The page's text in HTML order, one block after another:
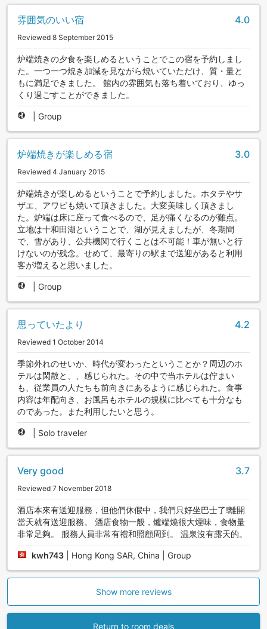
雰囲気のいい宿 4.0
Reviewed 8 September 2015
炉端焼きの夕食を楽しめるということでこの宿を予約しまし
た。一つ一つ焼き加減を見ながら焼いていただけ、質・量と
もに満足できました。 館内の雰囲気も落ち着いており、ゆっ
くり過ごすことができました。
Group
炉端焼きが楽しめる宿 3.0
Reviewed 4 January 2015
炉端焼きが楽しめるということで予約しました。ホタテやサ
ザエ、アワビも焼いて頂きました。大変美味しく頂きまし
た。炉端は床に座って食べるので、足が痛くなるのが難点。
立地は十和田湖ということで、湖が見えましたが、冬期間
で、雪があり、公共機関で行くことは不可能！車が無いと行
けないのが残念。せめて、最寄りの駅まで送迎があると利用
客が増えると思いました。
Group
思っていたより 4.2
Reviewed 1 October 2014
季節外れのせいか、時代が変わったということか？周辺のホ
テルは閑散と、、感じられた。その中で当ホテルは佇まい
も、従業員の人たちも前向きにあるように感じられた。食事
内容は年配向き、お風呂もホテルの規模に比べても十分なも
のであった。また利用したいと思う。
Solo traveler
Very good 3.7
Reviewed 7 November 2018
酒店本來有送迎服務，但他們休假中，我們只好坐巴士了!離開
當天就有送迎服務。 酒店食物一般，爐端燒很大煙味，食物量
非常足夠。 服務人員非常有禮和照顧周到。 温泉沒有露天的。
kwh743 Hong Kong SAR, China | Group
Show more reviews
Return to room deals